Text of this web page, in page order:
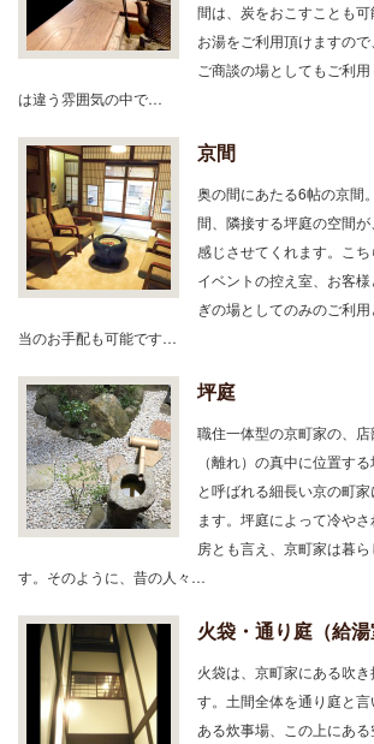
間は、炭をおこすことも
お湯をご利用頂けますの
ご商談の場としてもご利
は違う雰囲気の中で…
京間
奥の間にあたる6帖の京間
間、隣接する坪庭の空間
感じさせてくれます。こ
イベントの控え室、お客
ぎの場としてのみのご利
当のお手配も可能です…
坪庭
職住一体型の京町家の、
（離れ）の真中に位置す
と呼ばれる細長い京の町
ます。坪庭によって冷や
房とも言え、京町家は暮
す。そのように、昔の人々…
火袋・通り庭（給湯
火袋は、京町家にある吹
す。土間全体を通り庭と
ある炊事場、この上にあ